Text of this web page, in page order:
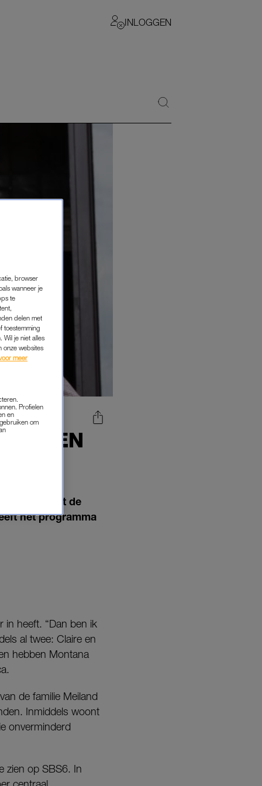
INLOGGEN
GEEN
denkt de
het programma
in heeft. “Dan ben ik
al twee: Claire en
hebben Montana
de familie Meiland
Inmiddels woont
onverminderd
zien op SBS6. In
browser
wanneer je
te
delen met
toestemming
Wil je niet alles
onze websites
meer
Profielen
en
om